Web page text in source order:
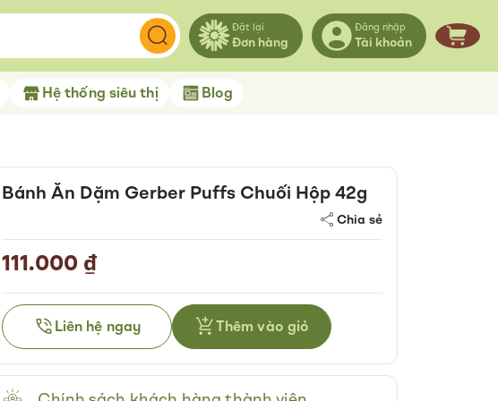
Đặt lại
Đơn hàng
Đăng nhập
Tài khoản Giỏ
Hệ thống siêu thị Blog
Bánh Ăn Dặm Gerber Puffs Chuối Hộp 42g
Chia sẻ
111.000 ₫
Liên hệ ngay Thêm vào giỏ